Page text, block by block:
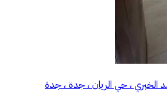
الخبري ، حي الريان ، جدة ، جدة